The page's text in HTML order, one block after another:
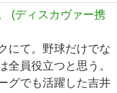
(ディスカヴァー携
て。野球だけでな
全員役立つと思う。
グでも活躍した吉井